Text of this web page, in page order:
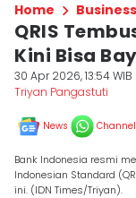
Home Business
QRIS
Kini Bisa
30 Apr 2026, 13:54 WIB
Triyan Pangastuti
News Channel
Bank Indonesia resmi
Indonesian Standard
ini. (IDN Times/Triyan).